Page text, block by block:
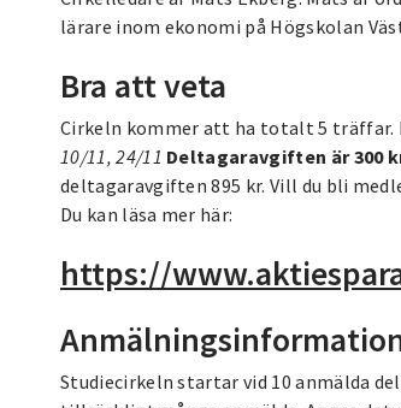
lärare inom ekonomi på Högskolan
Bra att veta
Cirkeln kommer att ha totalt 5 träffar.
10/11, 24/11 Deltagaravgiften är 300
deltagaravgiften 895 kr. Vill du bli
Du kan läsa mer här:
https://
Studiecirkeln startar vid 10 anmälda